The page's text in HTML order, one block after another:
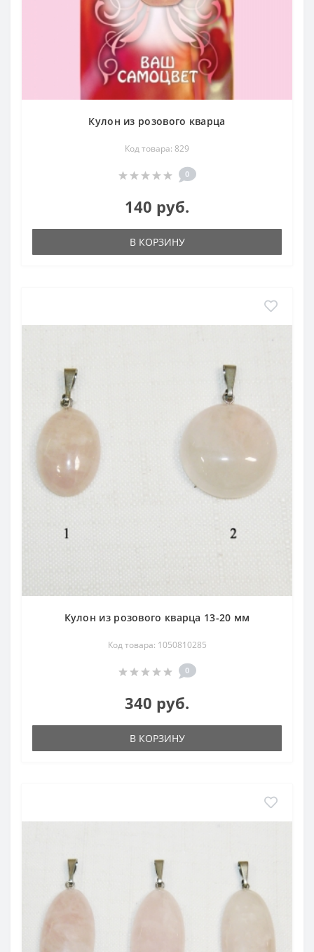
Кулон из розового кварца
Код товара: 829
0
140 руб.
В КОРЗИНУ
Кулон из розового кварца 13-20 мм
Код товара: 1050810285
0
340 руб.
В КОРЗИНУ